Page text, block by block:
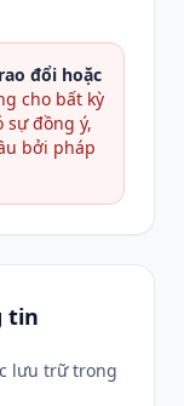
đổi hoặc
cho bất kỳ
sự đồng ý,
bởi pháp
tin
lưu trữ trong